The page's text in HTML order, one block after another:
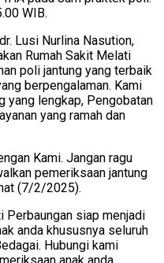
WIB.
Lusi Nurlina Nasution,
Rumah Sakit Melati
poli jantung yang terbaik
berpengalaman. Kami
yang lengkap, Pengobatan
yang ramah dan
Kami. Jangan ragu
pemeriksaan jantung
(7/2/2025).
Perbaungan siap menjadi
anda khususnya seluruh
Hubungi kami